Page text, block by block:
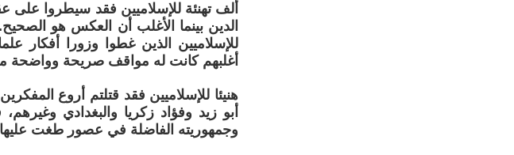
ألف تهنئة للإسلاميين فقد سيطروا
الدين بينما الأغلب أن العكس هو
للإسلاميين الذين غطوا وزورا أفكار
أغلبهم كانت له مواقف صريحة وواضحة
هنيئا للإسلاميين فقد قتلتم أروع
أبو زيد وفؤاد زكريا والبغدادي
وجمهوريته الفاضلة في عصور طغت عليها